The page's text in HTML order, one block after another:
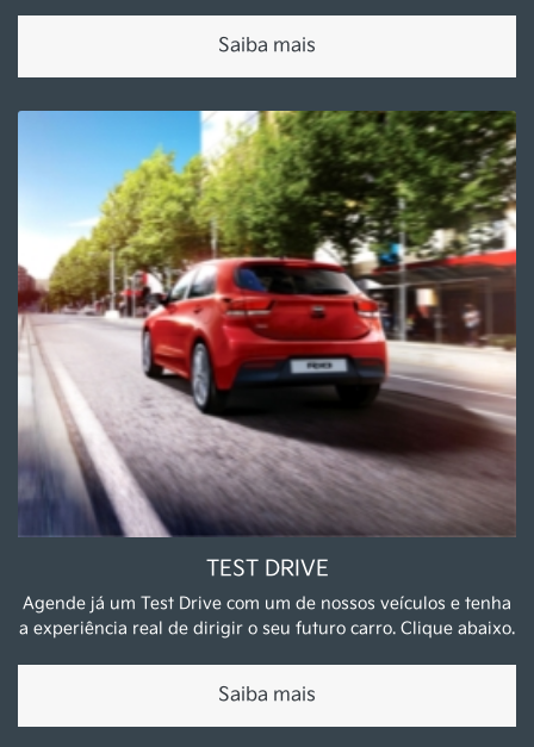
Saiba mais
TEST DRIVE
Agende já um Test Drive com um de nossos veículos e tenha
a experiência real de dirigir o seu futuro carro. Clique abaixo.
Saiba mais